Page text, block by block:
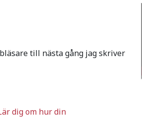
till nästa gång jag skriver
dig om hur din